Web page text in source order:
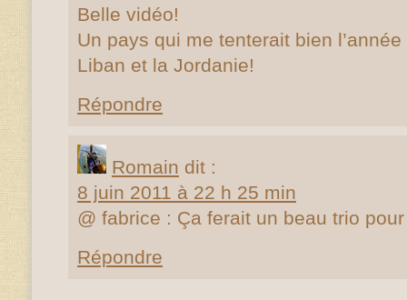
Belle vidéo!
Un pays qui me tenterait bien
Liban et la Jordanie!
Répondre
Romain dit :
8 juin 2011 à 22 h 25 min
@ fabrice : Ça ferait un beau trio
Répondre